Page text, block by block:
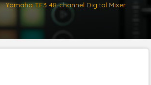
Yamaha TF3 48-channel Digital Mixer